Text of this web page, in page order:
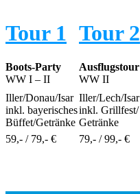
Tour 1 Tour 2
Boots-Party
WW I – II
Ausflugstour
WW II
Iller/Donau/Isar
inkl. bayerisches
Büffet/Getränke
Iller/Lech/Isar
inkl. Grillfest/
Getränke
59,- / 79,- €
79,- / 99,- €